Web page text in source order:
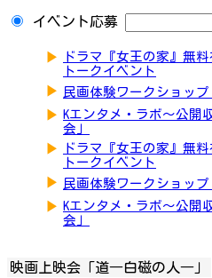
イベント応募
▶
ドラマ『女王の家』無
トークイベント
▶ 民画体験ワークショッ
▶ Kエンタメ・ラボ～公開
会」
▶
ドラマ『女王の家』無
トークイベント
▶ 民画体験ワークショッ
▶ Kエンタメ・ラボ～公開
会」
映画上映会「道―白磁の人―」